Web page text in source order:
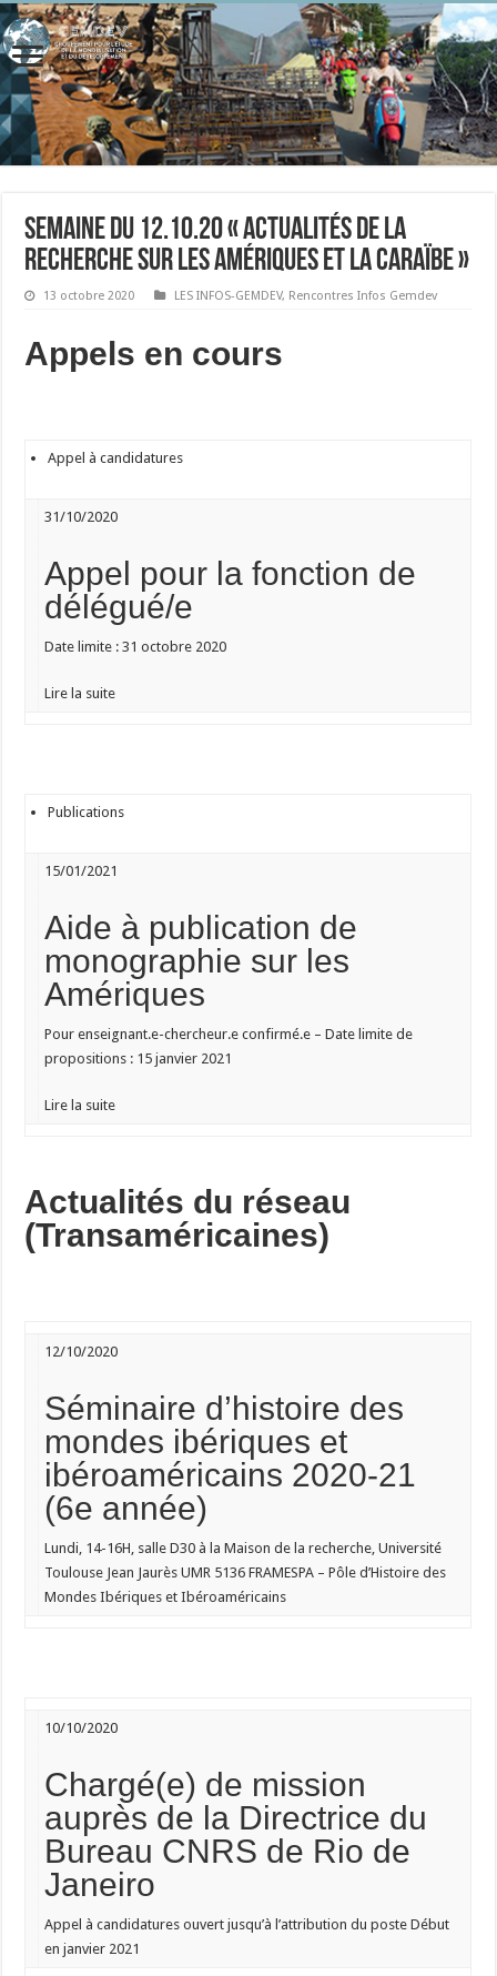
Semaine du 12.10.20 « Actualités de la
recherche sur les Amériques et la Caraïbe »
13 octobre 2020 LES INFOS-GEMDEV, Rencontres Infos Gemdev
Appels en cours
Appel à candidatures
31/10/2020
Appel pour la fonction de
délégué/e
Date limite :31 octobre 2020
Lire la suite
Publications
15/01/2021
Aide à publication de
monographie sur les
Amériques
Pour enseignant.e-chercheur.e confirmé.e – Date limite de
propositions : 15 janvier 2021
Lire la suite
Actualités du réseau
(Transaméricaines)
12/10/2020
Séminaire d’histoire des
mondes ibériques et
ibéroaméricains 2020-21
(6e année)
Lundi, 14-16H, salle D30 à la Maison de la recherche, Université
Toulouse Jean Jaurès UMR 5136 FRAMESPA – Pôle d’Histoire des
Mondes Ibériques et Ibéroaméricains
10/10/2020
Chargé(e) de mission
auprès de la Directrice du
Bureau CNRS de Rio de
Janeiro
Appel à candidatures ouvert jusqu’à l’attribution du poste Début
enjanvier 2021